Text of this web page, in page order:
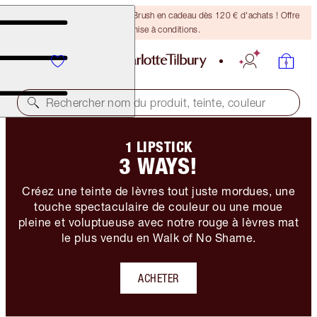
Recevez un pinceau Bronzing Brush en cadeau dès 120 € d'achats ! Offre
soumise à conditions.
Rechercher nom du produit, teinte, couleur
1 LIPSTICK
3 WAYS!
Créez une teinte de lèvres tout juste mordues, une
touche spectaculaire de couleur ou une moue
pleine et voluptueuse avec notre rouge à lèvres mat
le plus vendu en Walk of No Shame.
ACHETER